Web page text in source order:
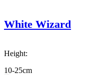
White Wizard
Height:
10-25cm